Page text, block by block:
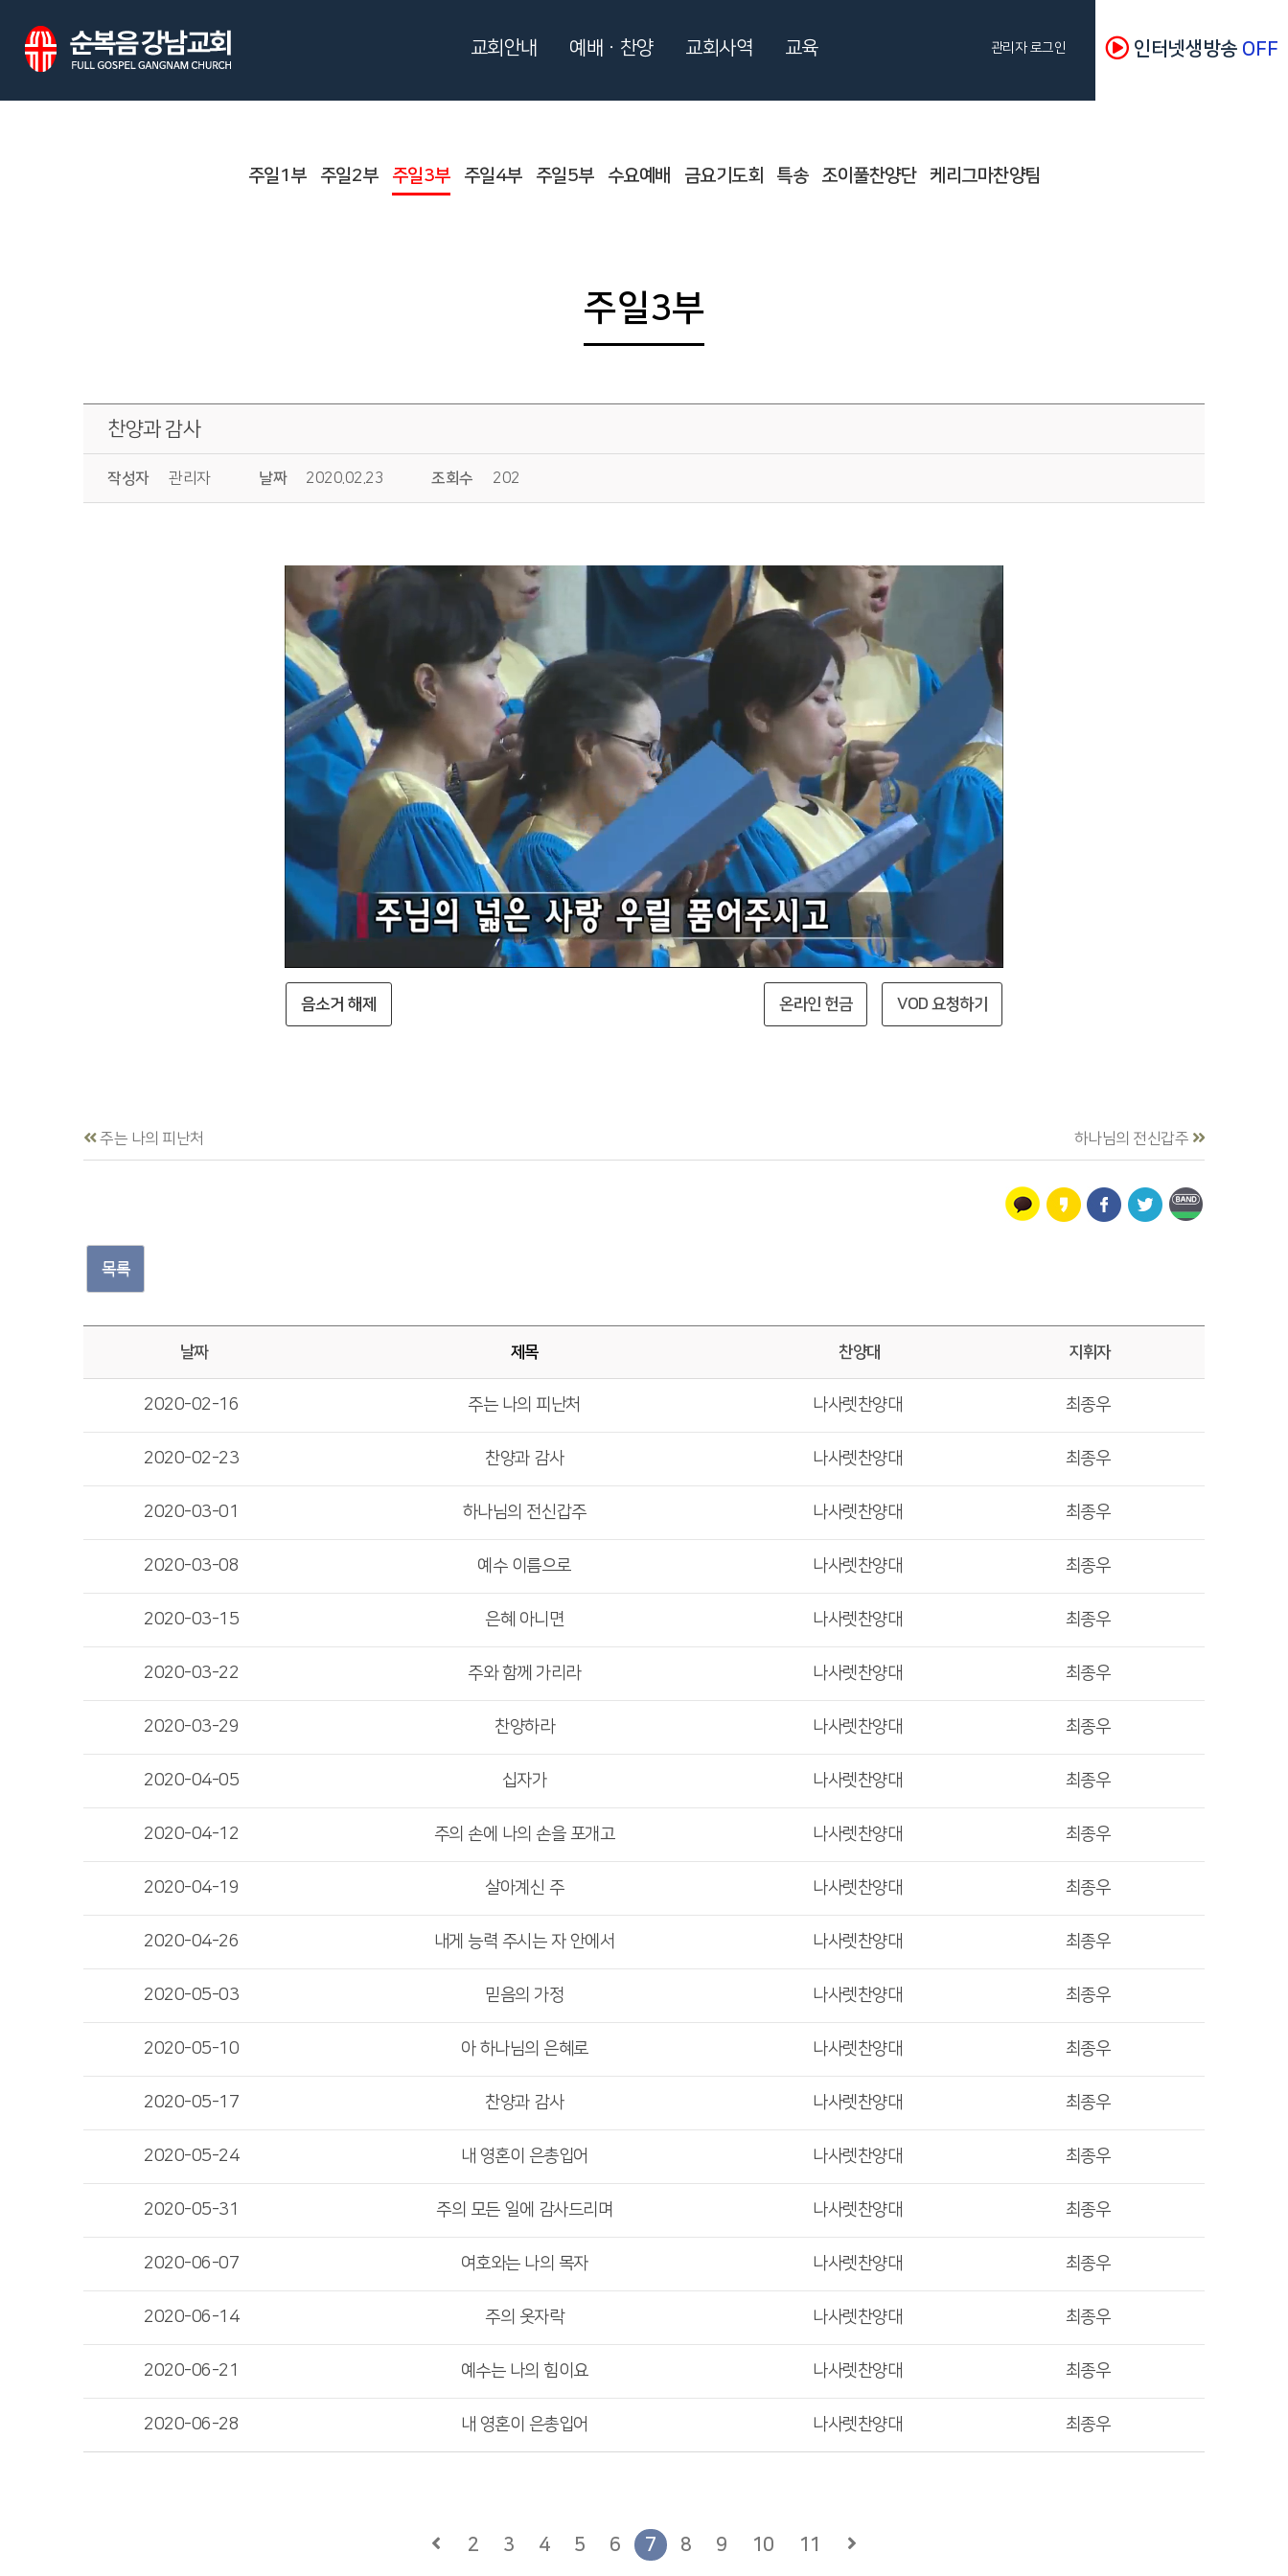
주일1부 주일2부 주일3부 주일4부 주일5부 수요예배 금요기도회 특송 조이풀찬양단 케리그마찬양팀
주일3부
찬양과 감사
작성자 관리자 날짜 2020.02.23 조회수 202
음소거 해제 VOD 요청하기
온라인 헌금
주는 나의 피난처 하나님의 전신갑주
목록
날짜 제목 찬양대 지휘자
2020-02-16 주는 나의 피난처 나사렛찬양대 최종우
2020-02-23 찬양과 감사 나사렛찬양대 최종우
2020-03-01 하나님의 전신갑주 나사렛찬양대 최종우
2020-03-08 예수 이름으로 나사렛찬양대 최종우
2020-03-15 은혜 아니면 나사렛찬양대 최종우
2020-03-22 주와 함께 가리라 나사렛찬양대 최종우
2020-03-29 찬양하라 나사렛찬양대 최종우
2020-04-05 십자가 나사렛찬양대 최종우
2020-04-12 주의 손에 나의 손을 포개고 나사렛찬양대 최종우
2020-04-19 살아계신 주 나사렛찬양대 최종우
2020-04-26 내게 능력 주시는 자 안에서 나사렛찬양대 최종우
2020-05-03 믿음의 가정 나사렛찬양대 최종우
2020-05-10 아 하나님의 은혜로 나사렛찬양대 최종우
2020-05-17 찬양과 감사 나사렛찬양대 최종우
2020-05-24 내 영혼이 은총입어 나사렛찬양대 최종우
2020-05-31 주의 모든 일에 감사드리며 나사렛찬양대 최종우
2020-06-07 여호와는 나의 목자 나사렛찬양대 최종우
2020-06-14 주의 옷자락 나사렛찬양대 최종우
2020-06-21 예수는 나의 힘이요 나사렛찬양대 최종우
2020-06-28 내 영혼이 은총입어 나사렛찬양대 최종우
2 3 4 5 6 7 8 9 10 11
교회안내 예배ㆍ찬양 교회사역 교육 관리자 로그인 인터넷생방송 OFF